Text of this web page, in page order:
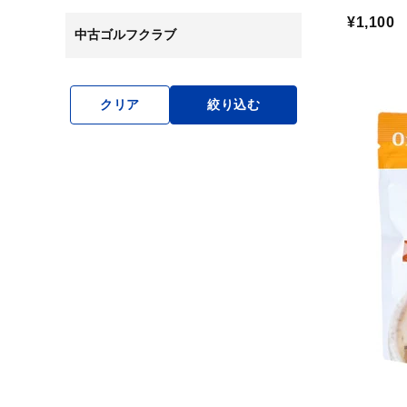
中古ゴルフクラブ
クリア 絞り込む
¥1,100